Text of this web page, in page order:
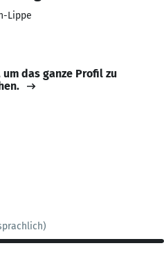
Lippe
um das ganze Profil zu